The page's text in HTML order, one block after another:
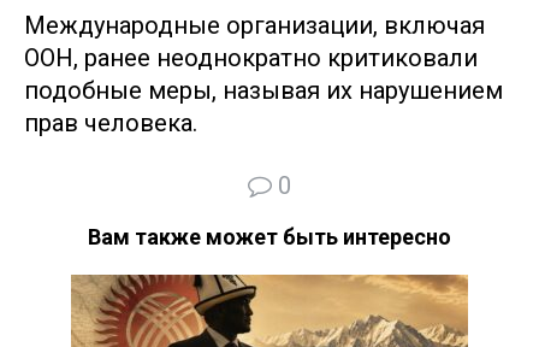
Международные организации, включая
ООН, ранее неоднократно критиковали
подобные меры, называя их нарушением
прав человека.
0
Вам также может быть интересно